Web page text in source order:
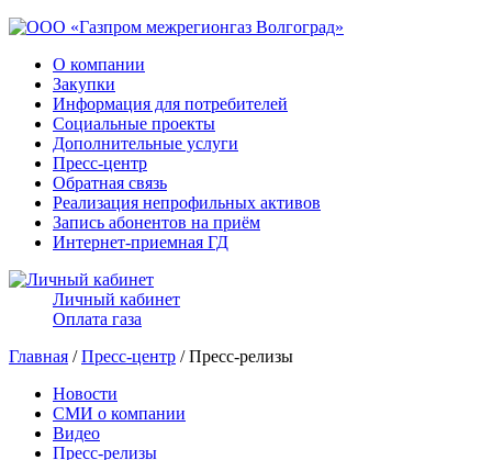
О компании
Закупки
Информация для потребителей
Социальные проекты
Дополнительные услуги
Пресс-центр
Обратная связь
Реализация непрофильных активов
Запись абонентов на приём
Интернет-приемная ГД
Личный кабинет
Оплата газа
Главная /Пресс-центр / Пресс-релизы
Новости
СМИ о компании
Видео
Пресс-релизы